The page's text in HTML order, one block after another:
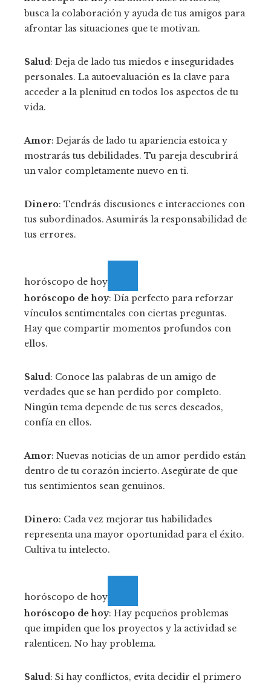
busca la colaboración y ayuda de tus amigos para
afrontar las situaciones que te motivan.
Salud: Deja de lado tus miedos e inseguridades
personales. La autoevaluación es la clave para
acceder a la plenitud en todos los aspectos de tu
vida.
Amor: Dejarás de lado tu apariencia estoica y
mostrarás tus debilidades. Tu pareja descubrirá
un valor completamente nuevo en ti.
Dinero: Tendrás discusiones e interacciones con
tus subordinados. Asumirás la responsabilidad de
tus errores.
horóscopo de hoy
horóscopo de hoy: Día perfecto para reforzar
vínculos sentimentales con ciertas preguntas.
Hay que compartir momentos profundos con
ellos.
Salud: Conoce las palabras de un amigo de
verdades que se han perdido por completo.
Ningún tema depende de tus seres deseados,
confía en ellos.
Amor: Nuevas noticias de un amor perdido están
dentro de tu corazón incierto. Asegúrate de que
tus sentimientos sean genuinos.
Dinero: Cada vez mejorar tus habilidades
representa una mayor oportunidad para el éxito.
Cultiva tu intelecto.
horóscopo de hoy
horóscopo de hoy: Hay pequeños problemas
que impiden que los proyectos y la actividad se
ralenticen. No hay problema.
Salud: Si hay conflictos, evita decidir el primero